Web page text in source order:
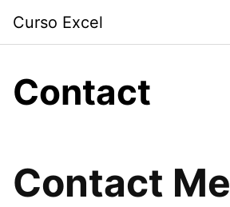
Curso Excel
Contact
Contact Me